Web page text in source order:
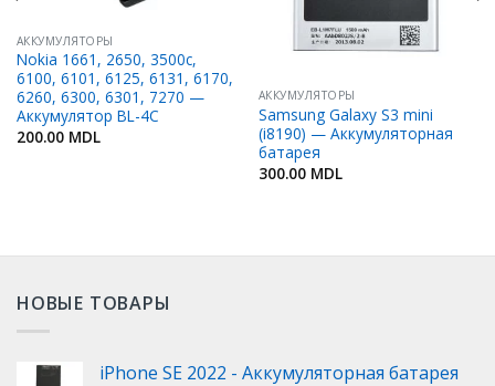
АККУМУЛЯТОРЫ
Nokia 1661, 2650, 3500c,
6100, 6101, 6125, 6131, 6170,
6260, 6300, 6301, 7270 —
Аккумулятор BL-4C
200.00 MDL
АККУМУЛЯТОРЫ
Samsung Galaxy S3 mini
(i8190) — Аккумуляторная
батарея
300.00 MDL
НОВЫЕ ТОВАРЫ
iPhone SE 2022 - Аккумуляторная батарея